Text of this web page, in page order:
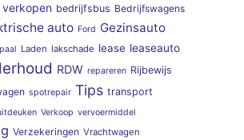
verkopen bedrijfsbus Bedrijfswagens
auto Ford Gezinsauto
Laden lakschade lease leaseauto
RDW repareren Rijbewijs
spotrepair Tips transport
Verkoop vervoermiddel
Verzekeringen Vrachtwagen